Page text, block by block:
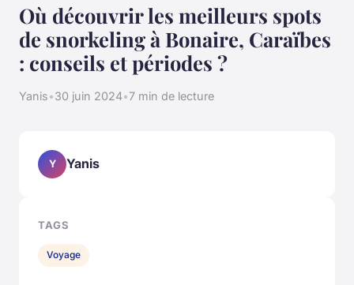
Où découvrir les meilleurs spots
de snorkeling à Bonaire, Caraïbes
: conseils et périodes ?
Yanis•30 juin 2024•7 min de lecture
Y Yanis
TAGS
Voyage